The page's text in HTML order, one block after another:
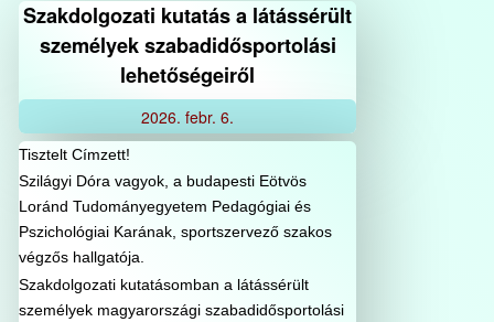
Szakdolgozati kutatás a látássérült
személyek szabadidősportolási
lehetőségeiről
2026. febr. 6.
Tisztelt Címzett!
Szilágyi Dóra vagyok, a budapesti Eötvös
Loránd Tudományegyetem Pedagógiai és
Pszichológiai Karának, sportszervező szakos
végzős hallgatója.
Szakdolgozati kutatásomban a látássérült
személyek magyarországi szabadidősportolási